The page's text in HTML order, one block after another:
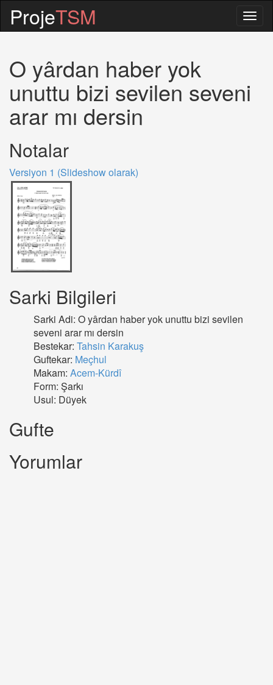
ProjeTSM
O yârdan haber yok
unuttu bizi sevilen seveni
arar mı dersin
Notalar
Versiyon 1 (Slideshow olarak)
Sarki Bilgileri
Sarki Adi: O yârdan haber yok unuttu bizi sevilen
seveni arar mı dersin
Bestekar: Tahsin Karakuş
Guftekar: Meçhul
Makam: Acem-Kürdî
Form: Şarkı
Usul: Düyek
Gufte
Yorumlar